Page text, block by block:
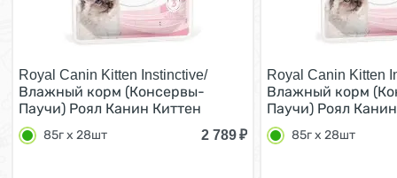
Royal Canin Kitten Instinctive/
Влажный корм (Консервы-
Паучи) Роял Канин Киттен
Инстинктив для Котят в
возрасте от 4 до 12 месяцев в
85г х 28шт 2 789₽
Royal Canin Kitten
Влажный корм
Паучи) Роял
Инстинктив для
возрасте от 4 до
85г х 28шт